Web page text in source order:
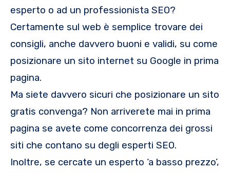
esperto o ad un professionista SEO?
Certamente sul web è semplice trovare dei
consigli, anche davvero buoni e validi, su come
posizionare un sito internet su Google in prima
pagina.
Ma siete davvero sicuri che posizionare un sito
gratis convenga? Non arriverete mai in prima
pagina se avete come concorrenza dei grossi
siti che contano su degli esperti SEO.
Inoltre, se cercate un esperto ‘a basso prezzo’,